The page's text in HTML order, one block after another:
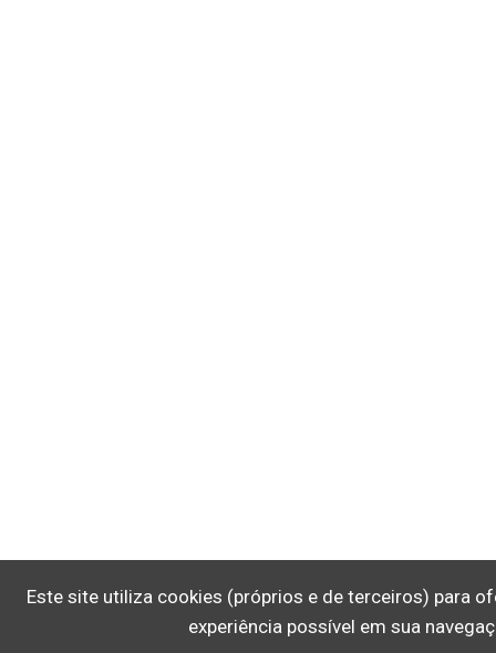
Este site utiliza cookies (próprios e de terceiros) para
experiência possível em sua